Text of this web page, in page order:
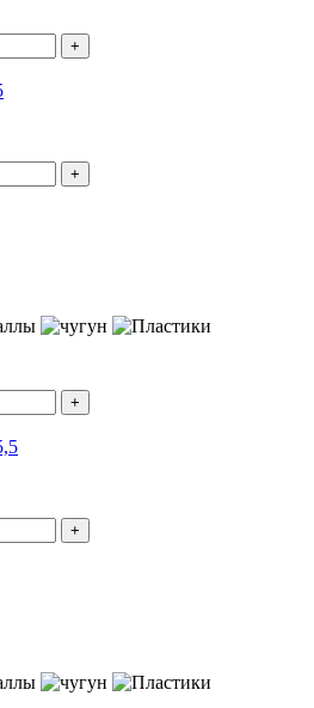
+
+
+
+